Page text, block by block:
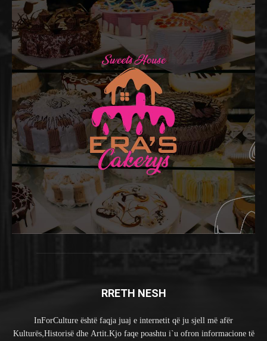
RRETH NESH
InForCulture është faqja juaj e internetit që ju sjell më afër
Kulturës,Historisë dhe Artit.Kjo faqe poashtu i`u ofron informacione të